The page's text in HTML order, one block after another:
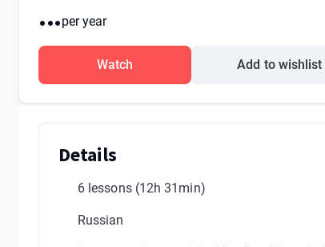
...per year
Watch Add to wishlist
Details
6 lessons (12h 31min)
Russian